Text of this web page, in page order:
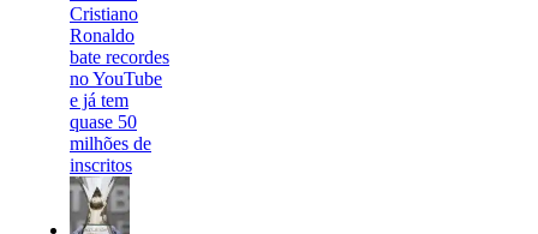
Cristiano
Ronaldo
bate recordes
no YouTube
e já tem
quase 50
milhões de
inscritos